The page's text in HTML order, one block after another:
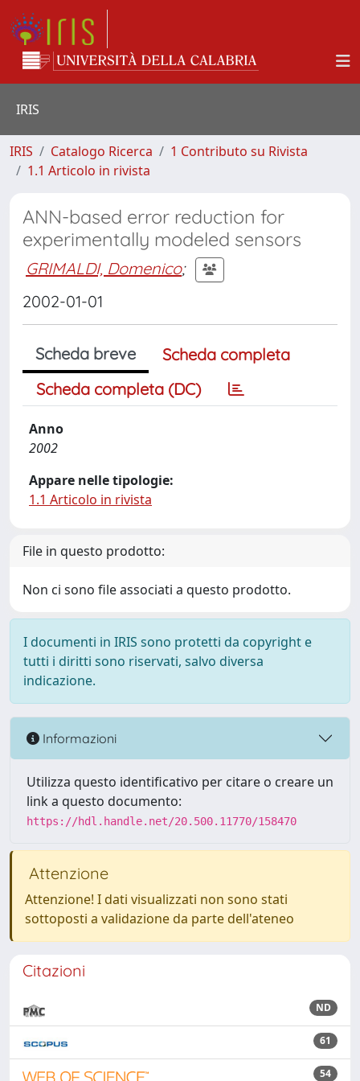
IRIS
IRIS Catalogo Ricerca
1 Contributo su Rivista
1.1 Articolo in rivista
ANN-based error reduction for
experimentally modeled sensors
GRIMALDI, Domenico;
2002-01-01
Scheda breve
Scheda completa
Scheda completa (DC)
Anno
2002
Appare nelle tipologie:
1.1 Articolo in rivista
File in questo prodotto:
Non ci sono file associati a questo prodotto.
I documenti in IRIS sono protetti da copyright e
tutti i diritti sono riservati, salvo diversa
indicazione.
Informazioni
Utilizza questo identificativo per citare o creare un
link a questo documento:
https://hdl.handle.net/20.500.11770/158470
Attenzione
Attenzione! I dati visualizzati non sono stati
sottoposti a validazione da parte dell'ateneo
Citazioni
ND
61
54